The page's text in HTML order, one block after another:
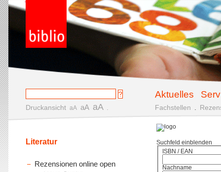
Aktuelles
Druckansicht aA aA aA Fachstellen
Suchfeld einblenden
ISBN / EAN
Nachname
Literatur
Rezensionen online open